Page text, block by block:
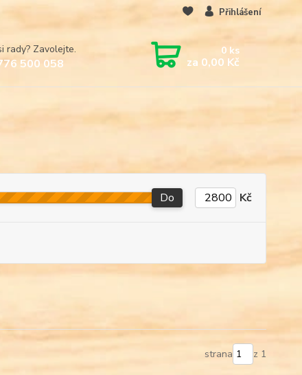
Přihlášení
rady? Zavolejte.
500 058
0 ks
za 0,00 Kč
Do Kč
strana z 1